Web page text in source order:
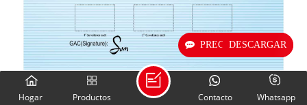
PREGUNTE AHORA
DESCARGAR
Hogar Productos Whatsapp
Contacto